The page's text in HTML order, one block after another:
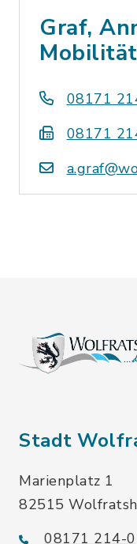
Graf,
08171
08171
Stadt
Marienplatz 1
82515
08171 214-0